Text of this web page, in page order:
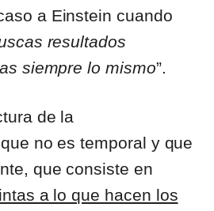
a Einstein cuando
resultados
siempre lo mismo”.
de la
no es temporal y que
que consiste en
a lo que hacen los